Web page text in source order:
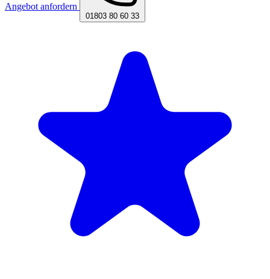
Angebot anfordern
01803 80 60 33